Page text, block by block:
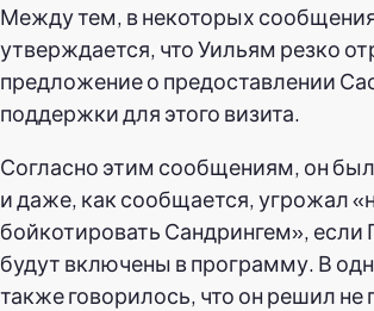
Между тем, в некоторых
утверждается, что Уильям резко
предложение о предоставлении
поддержки для этого визита.
Согласно этим сообщениям, он
и даже, как сообщается, угрожал
бойкотировать Сандрингем», если
будут включены в программу. В
также говорилось, что он решил не